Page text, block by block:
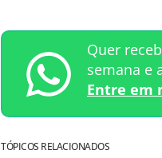
Quer
semana e
Entre em
TÓPICOS RELACIONADOS